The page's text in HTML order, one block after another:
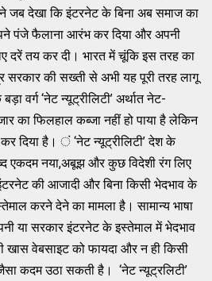
ने जब देखा कि इंटरनेट के बिना अब समाज का
पंजे फैलाना आरंभ कर दिया और अपनी
दरें तय कर दी। भारत में चूंकि इस तरह का
सरकार की सख्ती से अभी यह पूरी तरह लागू
वर्ग ‘नेट न्यूट्रीलिटी’ अर्थात नेट-
का फिलहाल कब्जा नहीं हो पाया है लेकिन
दिया है। ं ‘नेट न्यूट्रीलिटी’ देश के
एकदम नया,अबूझ और कुछ विदेशी रंग लिए
की आजादी और बिना किसी भेदभाव के
करने देने का मामला है। सामान्य भाषा
या सरकार इंटरनेट के इस्तेमाल में भेदभाव
वेबसाइट को फायदा और न ही किसी
कदम उठा सकती है। ‘नेट न्यूट्रलिटी’